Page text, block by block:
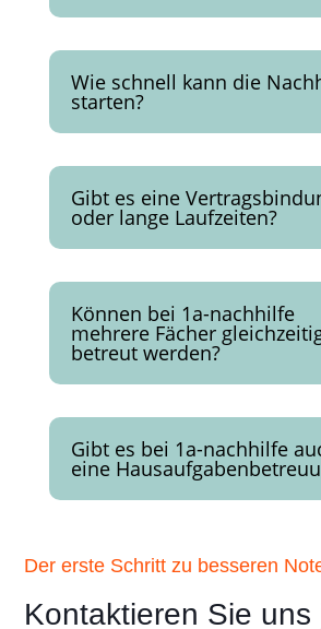
Wie schnell kann die
starten?
Gibt es eine
oder lange Laufzeiten?
Können bei 1a-nachhilfe
mehrere Fächer
betreut werden?
Gibt es bei 1a-nachhilfe
eine
Der erste Schritt zu besseren
Kontaktieren Sie uns